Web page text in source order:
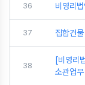
36 비영리
37 집합건
38
[비영리
소관업무